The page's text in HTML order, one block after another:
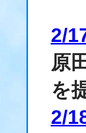
2/
原
を
2/